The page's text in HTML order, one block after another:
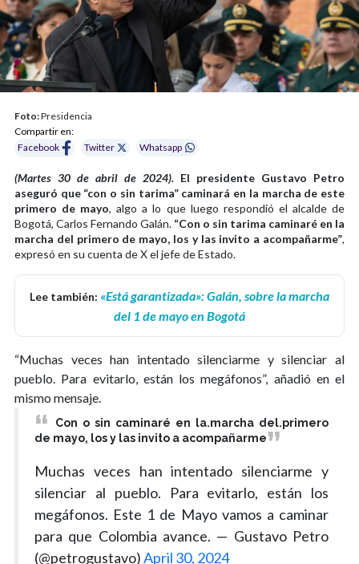
Foto:Presidencia
Compartir en:
Facebook
Twitter Whatsapp
(Martes 30 de abril de 2024). El presidente Gustavo Petro
aseguró que “con o sin tarima” caminará en la marcha de este
primero de mayo, algo a lo que luego respondió el alcalde de
Bogotá, Carlos Fernando Galán. “Con o sin tarima caminaré en la
marcha del primero de mayo, los y las invito a acompañarme”,
expresó en su cuenta de X el jefe de Estado.
Lee también: «Está garantizada»: Galán, sobre la marcha
del 1 de mayo en Bogotá
“Muchas veces han intentado silenciarme y silenciar al
pueblo. Para evitarlo, están los megáfonos”, añadió en el
mismo mensaje.
Con o sin caminaré en la.marcha del.primero
de mayo, los y las invito a acompañarme
Muchas veces han intentado silenciarme y
silenciar al pueblo. Para evitarlo, están los
megáfonos. Este 1 de Mayo vamos a caminar
para que Colombia avance. — Gustavo Petro
(@petrogustavo)April 30, 2024